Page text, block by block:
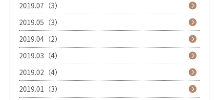
2019.07（3）
2019.05（3）
2019.04（2）
2019.03（4）
2019.02（4）
2019.01（3）